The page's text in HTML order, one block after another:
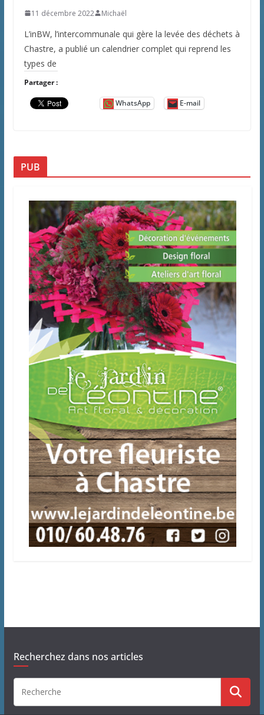
11 décembre 2022 Michaël
L’inBW, l’intercommunale qui gère la levée des déchets à
Chastre, a publié un calendrier complet qui reprend les
types de
Partager :
WhatsApp E-mail
PUB
Recherchez dans nos articles